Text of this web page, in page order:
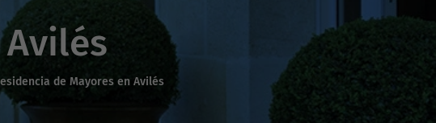
de Mayores en Avilés